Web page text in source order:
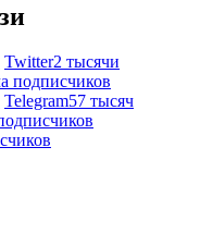
Twitter2 тысячи
подписчиков
Telegram57 тысяч